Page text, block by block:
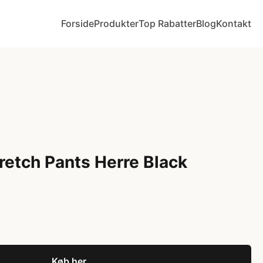
ForsideProdukterTop RabatterBlogKontakt
Pants Herre Black